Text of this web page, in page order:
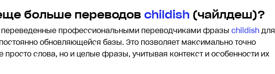
больше переводов childish (чайлдеш)?
переведенные профессиональными переводчиками фразы childish для
обновляющейся базы. Это позволяет максимально точно
просто слова, но и целые фразы, учитывая контекст и особенности их